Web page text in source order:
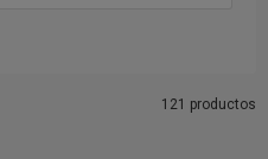
121 productos